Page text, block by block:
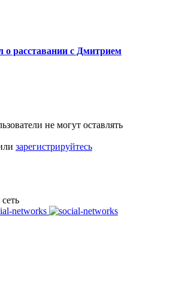
расставании с Дмитрием
не могут оставлять
зарегистрируйтесь